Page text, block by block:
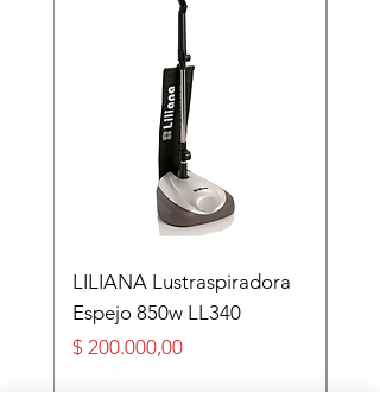
LILIANA Lustraspiradora
Espejo 850w LL340
Precio
$ 200.000,00